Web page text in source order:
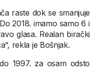
raste dok se smanjuje
2018. imamo samo 6 i
glasa. Realan birački
rekla je Bošnjak.
1997. za osam odsto